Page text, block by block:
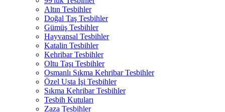
Altın Tesbihler
Doğal Taş Tesbihler
Gümüş Tesbihler
Hayvansal Tesbihler
Katalin Tesbihler
Kehribar Tesbihler
Oltu Taşı Tesbihler
Osmanlı Sıkma Kehribar Tesbihler
Özel Usta İşi Tesbihler
Sıkma Kehribar Tesbihler
Tesbih Kutuları
Zaza Tesbihler